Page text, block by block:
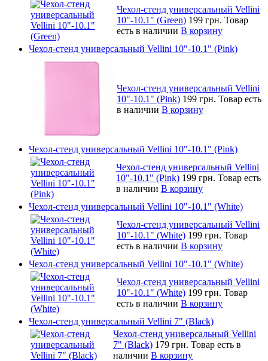
Чехол-стенд универсальный Vellini
10"-10.1" (Green) 199 грн. Товар
есть в наличии В корзину
Чехол-стенд универсальный Vellini 10"-10.1" (Pink)
Чехол-стенд универсальный Vellini
10"-10.1" (Pink) 199 грн. Товар есть
в наличии В корзину
Чехол-стенд универсальный Vellini 10"-10.1" (Pink)
Чехол-стенд универсальный Vellini
10"-10.1" (Pink) 199 грн. Товар есть
в наличии В корзину
Чехол-стенд универсальный Vellini 10"-10.1" (White)
Чехол-стенд универсальный Vellini
10"-10.1" (White) 199 грн. Товар
есть в наличии В корзину
Чехол-стенд универсальный Vellini 10"-10.1" (White)
Чехол-стенд универсальный Vellini
10"-10.1" (White) 199 грн. Товар
есть в наличии В корзину
Чехол-стенд универсальный Vellini 7" (Black)
Чехол-стенд универсальный Vellini
7" (Black) 179 грн. Товар есть в
наличии В корзину